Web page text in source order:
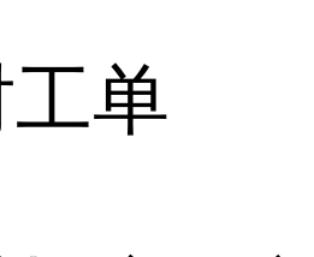
单